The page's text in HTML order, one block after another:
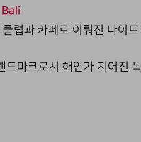
럽과 카페로 이뤄진 나이
드마크로서 해안가 지어진